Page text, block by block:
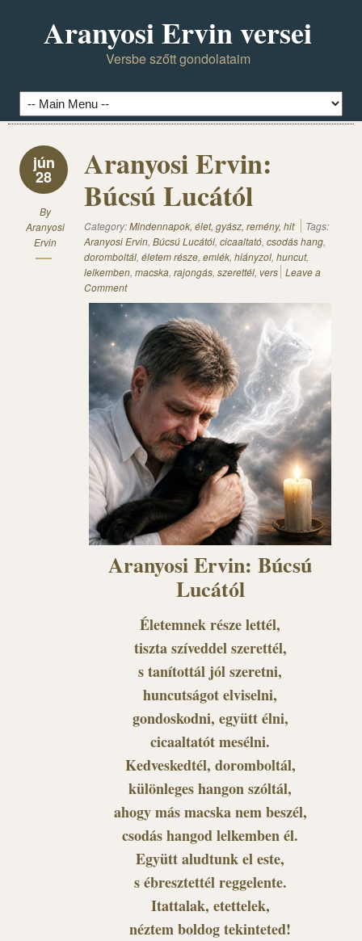
Aranyosi Ervin versei
Versbe szőtt gondolataim
jún
28
By
Aranyosi
Ervin
Aranyosi Ervin:
Búcsú Lucától
Category:Mindennapok, élet, gyász, remény, hit
Tags:
Aranyosi Ervin, Búcsú Lucától, cicaaltató, csodás hang,
doromboltál, életem része, emlék, hiányzol, huncut,
lelkemben, macska, rajongás, szerettél, vers Leave a
Comment
Aranyosi Ervin: Búcsú
Lucától
Életemnek része lettél,
tiszta szíveddel szerettél,
s tanítottál jól szeretni,
huncutságot elviselni,
gondoskodni, együtt élni,
cicaaltatót mesélni.
Kedveskedtél, doromboltál,
különleges hangon szóltál,
ahogy más macska nem beszél,
csodás hangod lelkemben él.
Együtt aludtunk el este,
s ébresztettél reggelente.
Itattalak, etettelek,
néztem boldog tekinteted!